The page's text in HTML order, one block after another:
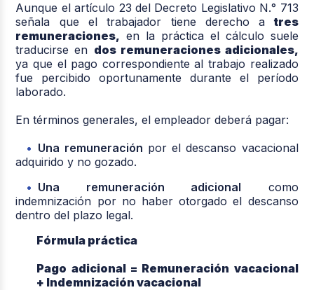
Aunque el artículo 23 del Decreto Legislativo N.° 713
señala que el trabajador tiene derecho a tres
remuneraciones, en la práctica el cálculo suele
traducirse en dos remuneraciones adicionales,
ya que el pago correspondiente al trabajo realizado
fue percibido oportunamente durante el período
laborado.
En términos generales, el empleador deberá pagar:
Una remuneración por el descanso vacacional
adquirido y no gozado.
Una remuneración adicional como
indemnización por no haber otorgado el descanso
dentro del plazo legal.
Fórmula práctica
Pago adicional = Remuneración vacacional
+ Indemnización vacacional